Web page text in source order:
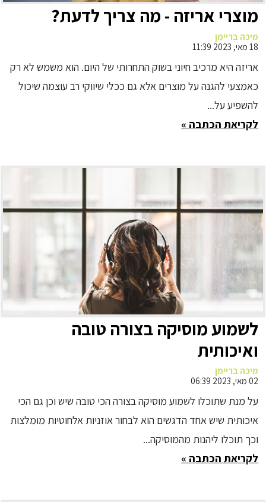
מוצרי אריזה - מה צריך לדעת?
מיכה בריימן
18 מאי, 2023 11:39
אריזה היא מרכיב חיוני בשוק התחרותי של היום. הוא משמש לא רק
כאמצעי להגנה על מוצרים אלא גם ככלי שיווקי רב עוצמה שיכול
להשפיע על...
לקריאת הכתבה »
לשמוע מוסיקה בצורה טובה
ואיכותית
מיכה בריימן
02 מאי, 2023 06:39
על מנת שתוכלו לשמוע מוסיקה בצורה הכי טובה שיש וכן גם הכי
איכותית שיש אחד הדגשים הוא לבחור אוזניות אלחוטיות מומלצות
וכך תוכלו ליהנות מהמוסיקה...
לקריאת הכתבה »